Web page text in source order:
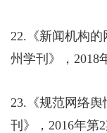
22. 《新闻机构
州学刊》， 2018
23. 《规范网络
刊》， 2016年第2